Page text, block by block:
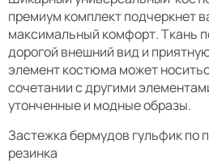
премиум комплект подчеркнет
максимальный комфорт. Ткань
дорогой внешний вид и
элемент костюма может
сочетании с другими
утонченные и модные образы.
Застежка бермудов гульфик по
резинка